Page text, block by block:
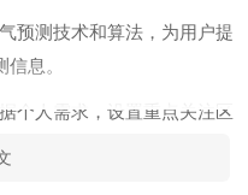
预测技术和算法，为用户提
息。
个人需求，设置重点关注区
个性化推送。